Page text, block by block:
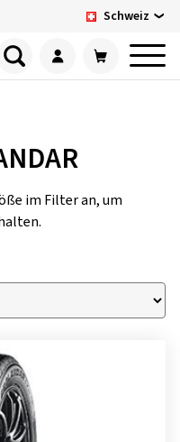
Schweiz
im Filter an, um